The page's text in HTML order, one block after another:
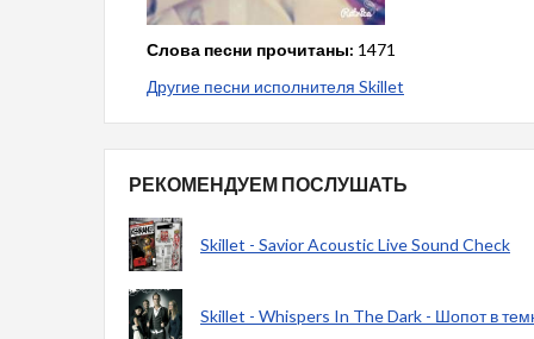
Слова песни прочитаны: 1471
Другие песни исполнителя Skillet
РЕКОМЕНДУЕМ ПОСЛУШАТЬ
Skillet - Savior Acoustic Live Sound Check
Skillet - Whispers In The Dark - Шопот в